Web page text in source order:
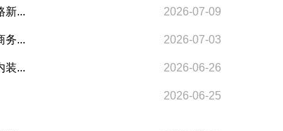
新... 2026-07-09
务... 2026-07-03
装... 2026-06-26
2026-06-25